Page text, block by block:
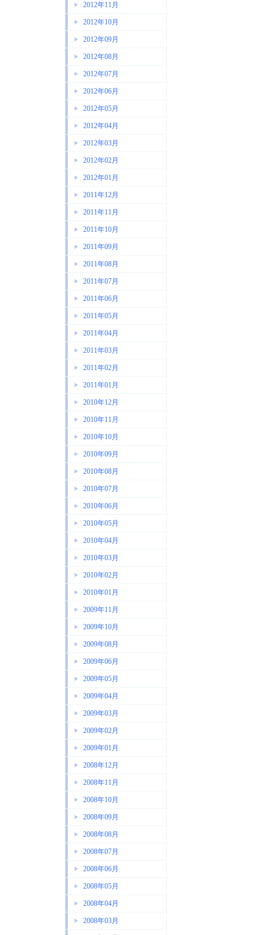
2012年11月
2012年10月
2012年09月
2012年08月
2012年07月
2012年06月
2012年05月
2012年04月
2012年03月
2012年02月
2012年01月
2011年12月
2011年11月
2011年10月
2011年09月
2011年08月
2011年07月
2011年06月
2011年05月
2011年04月
2011年03月
2011年02月
2011年01月
2010年12月
2010年11月
2010年10月
2010年09月
2010年08月
2010年07月
2010年06月
2010年05月
2010年04月
2010年03月
2010年02月
2010年01月
2009年11月
2009年10月
2009年08月
2009年06月
2009年05月
2009年04月
2009年03月
2009年02月
2009年01月
2008年12月
2008年11月
2008年10月
2008年09月
2008年08月
2008年07月
2008年06月
2008年05月
2008年04月
2008年03月